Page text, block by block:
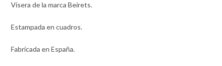
Visera de la marca Beirets.
Estampada en cuadros.
Fabricada en España.